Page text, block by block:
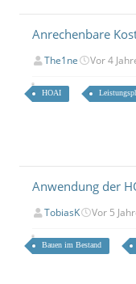
Anrechenbare
The1ne Vor 4
HOAI
Anwendung der
TobiasK Vor 5
Bauen im Bestand